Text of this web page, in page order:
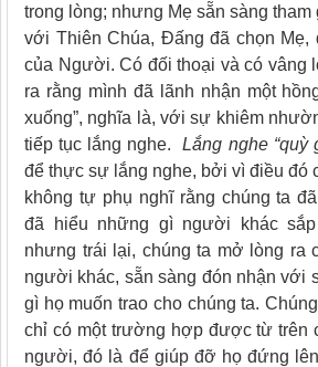
trong lòng; nhưng Mẹ sẵn sàng
với Thiên Chúa, Đấng đã chọn Mẹ,
của Người. Có đối thoại và có vâng
ra rằng mình đã lãnh nhận một
xuống”, nghĩa là, với sự khiêm
tiếp tục lắng nghe.
Lắng nghe “quỳ
để thực sự lắng nghe, bởi vì điều đó
không tự phụ nghĩ rằng chúng ta
đã hiểu những gì người khác
nhưng trái lại, chúng ta mở lòng ra
người khác, sẵn sàng đón nhận với
gì họ muốn trao cho chúng ta.
chỉ có một trường hợp được từ trên
người, đó là để giúp đỡ họ đứng